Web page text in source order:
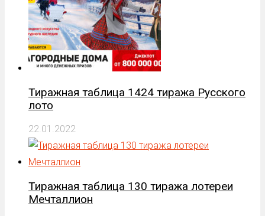
Тиражная таблица 1424 тиража Русского
лото
22.01.2022
Тиражная таблица 130 тиража лотереи
Мечталлион